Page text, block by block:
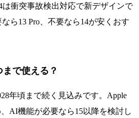
は衝突事故検出対応で新デザインで
ら13 Pro、不要なら14が安くおす
で使える？
年頃まで続く見込みです。Apple
AI機能が必要なら15以降を検討し